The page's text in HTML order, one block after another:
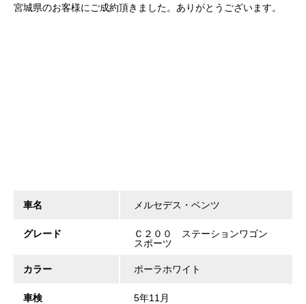
宮城県のお客様にご成約頂きました。ありがとうございます。
車名 メルセデス・ベンツ
グレード
Ｃ２００ ステーションワゴン
スポーツ
カラー ポーラホワイト
車検 5年11月